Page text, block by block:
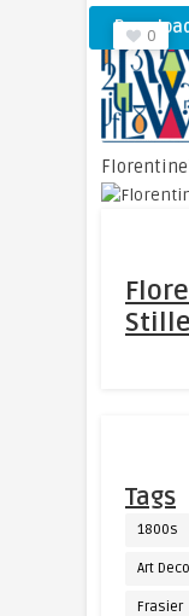
0
Tags
1800s
Art Deco
Frasier